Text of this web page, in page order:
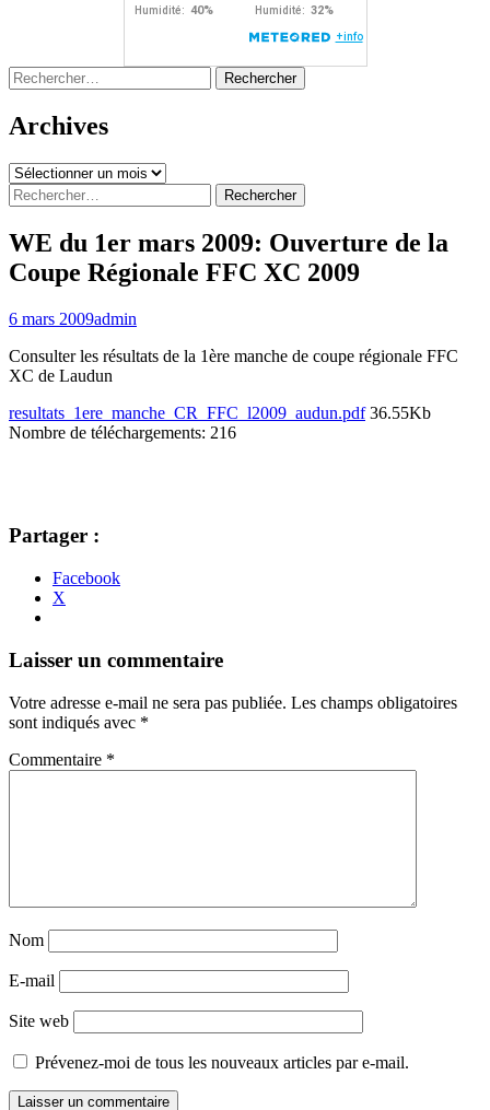
Rechercher :
Archives
Archives
Rechercher :
WE du 1er mars 2009: Ouverture de la
Coupe Régionale FFC XC 2009
6 mars 2009admin
Consulter les résultats de la 1ère manche de coupe régionale FFC
XC de Laudun
resultats_1ere_manche_CR_FFC_l2009_audun.pdf36.55Kb
Nombre de téléchargements: 216
Partager :
Facebook
X
Navigation
articles
←
→
Laisser un commentaire
Votre adresse e-mail ne sera pas publiée. Les champs obligatoires
sont indiqués avec *
Commentaire *
Nom
E-mail
Site web
Prévenez-moi de tous les nouveaux articles par e-mail.